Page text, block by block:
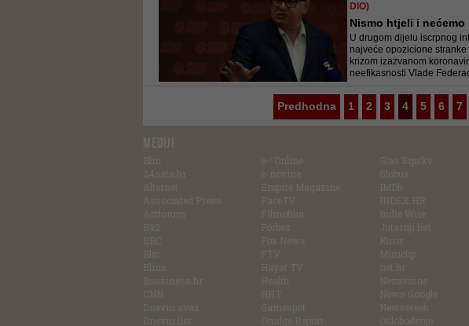
DIO)
Nismo htjeli i nećemo
U drugom dijelu iscrpnog
najveće opozicione
krizom izazvanom
neefikasnosti Vlade
Predhodna 1 2 3 4 5 6 7
MEDIJI
Blin
24sata.hr
Alternet
Associated Press
Artforum
B92
BBC
Blic
Blinx
Bussiness.hr
CNN
Dnevni avaz
Dnevni list
e-! Online
e-novine
Empire Magazine
FaceTV
Filmofilia
Forbes
Fox News
FTV
Hayat TV
Health
HRT
Gamespot
Drudge Report
Glas Srpske
Globus
IMDb
INDEX.HR
Indie Wire
Jutarnji list
Kurir
Miniclip
net.hr
Nezavisne
News Google
Newsweek
Oslobođenje